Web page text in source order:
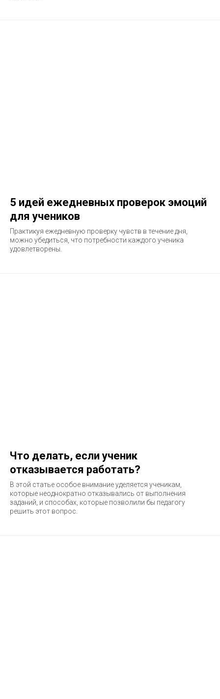
5 идей ежедневных проверок эмоций
для учеников
Практикуя ежедневную проверку чувств в течение дня,
можно убедиться, что потребности каждого ученика
удовлетворены.
Что делать, если ученик
отказывается работать?
В этой статье особое внимание уделяется ученикам,
которые неоднократно отказывались от выполнения
заданий, и способах, которые позволили бы педагогу
решить этот вопрос.